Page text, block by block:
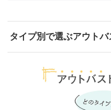
タイプ別で選ぶアウト